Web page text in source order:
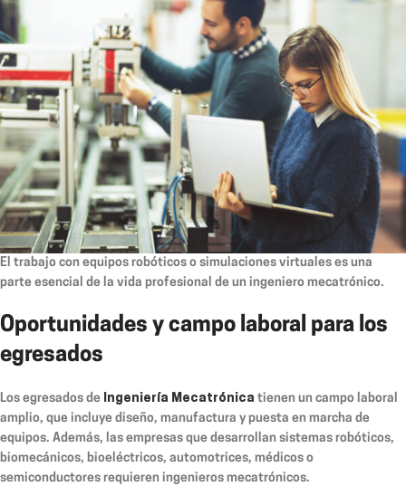
El trabajo con equipos robóticos o simulaciones virtuales es una
parte esencial de la vida profesional de un ingeniero mecatrónico.
Oportunidades y campo laboral para los
egresados
Los egresados de Ingeniería Mecatrónica tienen un campo laboral
amplio, que incluye diseño, manufactura y puesta en marcha de
equipos. Además, las empresas que desarrollan sistemas robóticos,
biomecánicos, bioeléctricos, automotrices, médicos o
semiconductores requieren ingenieros mecatrónicos.